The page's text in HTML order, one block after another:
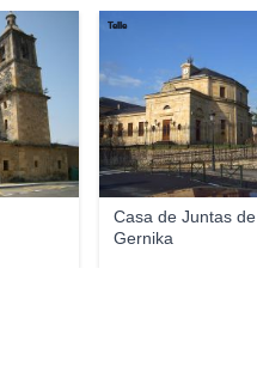
Casa de Juntas de
Gernika
Telle